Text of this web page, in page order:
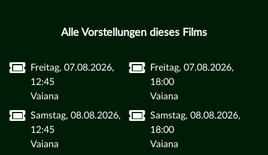
Alle Vorstellungen dieses Films
Freitag, 07.08.2026,
12:45
Vaiana
Freitag, 07.08.2026,
18:00
Vaiana
Samstag, 08.08.2026,
12:45
Vaiana
Samstag, 08.08.2026,
18:00
Vaiana